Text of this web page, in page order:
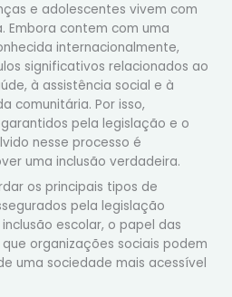
e adolescentes vivem com
Embora contem com uma
internacionalmente,
significativos relacionados ao
à assistência social e à
comunitária. Por isso,
pela legislação e o
nesse processo é
uma inclusão verdadeira.
os principais tipos de
pela legislação
escolar, o papel das
organizações sociais podem
uma sociedade mais acessível